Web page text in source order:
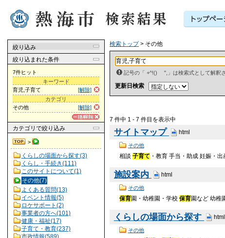
絞り込み
絞り込まれた条件
7件ヒット
キーワード
[解除]
育児,子育て
カテゴリ
[解除]
その他
カテゴリ で絞り込み
>
くらしの場面から探す(3)
くらし・手続き(111)
このサイトについて(1)
その他(7)
よくある質問(13)
イベント情報(5)
ロケサポート(2)
事業者の方へ(101)
健康・福祉(17)
子育て・教育(237)
市政情報(589)
検索トップ> その他
記号の「 +^!() ",」は検索式として解釈
更新日検索
7 件中 1 - 7 件目を表示中
サイトマップ html
その他
相談子育て ・教育 手当・助成 妊娠・
施設案内 html
その他
保育園・幼稚園・学校保育園など 幼稚
くらしの場面から探す html
その他